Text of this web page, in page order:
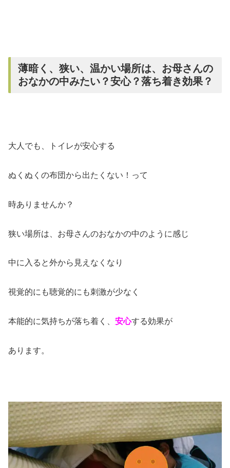
薄暗く、狭い、温かい場所は、お母さんの
おなかの中みたい？安心？落ち着き効果？
大人でも、トイレが安心する
ぬくぬくの布団から出たくない！って
時ありませんか？
狭い場所は、お母さんのおなかの中のように感じ
中に入ると外から見えなくなり
視覚的にも聴覚的にも刺激が少なく
本能的に気持ちが落ち着く、 安心する効果が
あります。